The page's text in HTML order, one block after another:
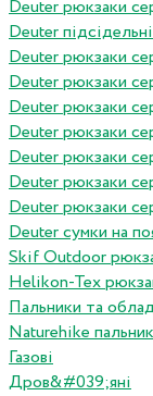
Deuter рюкзаки
Deuter
Deuter рюкзаки
Deuter рюкзаки
Deuter рюкзаки
Deuter рюкзаки
Deuter рюкзаки
Deuter рюкзаки
Deuter рюкзаки
Deuter сумки на
Skif Outdoor
Helikon-Tex
Пальники та
Naturehike
Газові
Дров&#039;яні